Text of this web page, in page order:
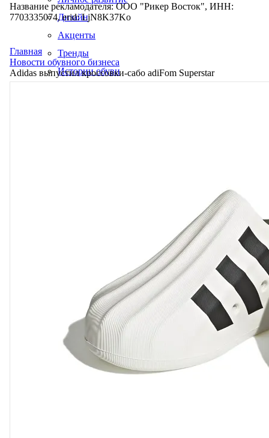
Дизайн
Акценты
Тренды
Истории обуви
Название рекламодателя: ООО "Рикер Восток", ИНН:
7703335074, erid: LjN8K37Ko
Главная
Новости обувного бизнеса
Adidas выпустил кроссовки-сабо adiFom Superstar